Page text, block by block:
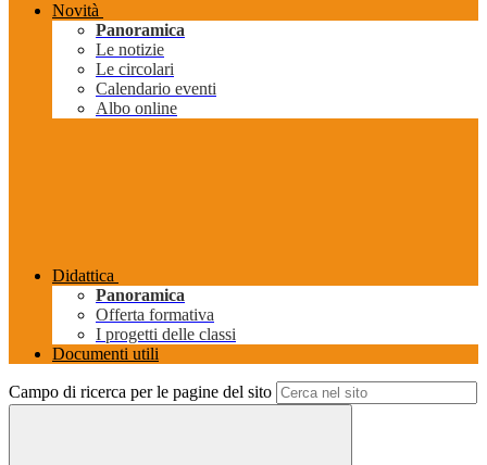
Novità
Panoramica
Le notizie
Le circolari
Calendario eventi
Albo online
Didattica
Panoramica
Offerta formativa
I progetti delle classi
Documenti utili
Campo di ricerca per le pagine del sito